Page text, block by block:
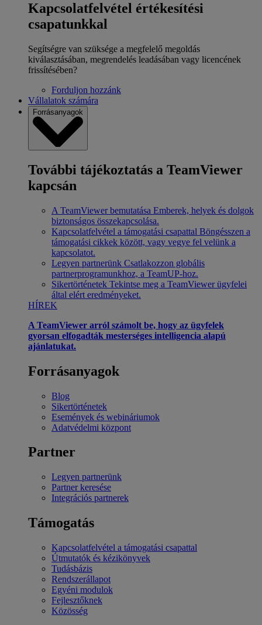
Kapcsolatfelvétel értékesítési
csapatunkkal
Segítségre van szüksége a megfelelő megoldás
kiválasztásában, megrendelés leadásában vagy licencének
frissítésében?
Forduljon hozzánk
Vállalatok számára
Forrásanyagok
További tájékoztatás a TeamViewer
kapcsán
A TeamViewer bemutatása Emberek, helyek és dolgok
biztonságos összekapcsolása.
Kapcsolatfelvétel a támogatási csapattal Böngésszen a
támogatási cikkek között, vagy vegye fel velünk a
kapcsolatot.
Legyen partnerünk Csatlakozzon globális
partnerprogramunkhoz, a TeamUP-hoz.
Sikertörténetek Tekintse meg a TeamViewer ügyfelei
által elért eredményeket.
HÍREK
A TeamViewer arról számolt be, hogy az ügyfelek
gyorsan elfogadták mesterséges intelligencia alapú
ajánlatukat.
Forrásanyagok
Blog
Sikertörténetek
Események és webináriumok
Adatvédelmi központ
Partner
Legyen partnerünk
Partner keresése
Integrációs partnerek
Támogatás
Kapcsolatfelvétel a támogatási csapattal
Útmutatók és kézikönyvek
Tudásbázis
Rendszerállapot
Egyéni modulok
Fejlesztőknek
Közösség